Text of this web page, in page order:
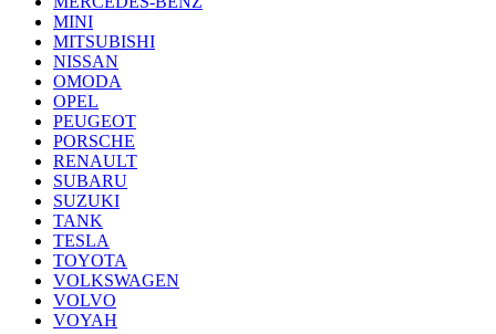
MINI
MITSUBISHI
NISSAN
OMODA
OPEL
PEUGEOT
PORSCHE
RENAULT
SUBARU
SUZUKI
TANK
TESLA
TOYOTA
VOLKSWAGEN
VOLVO
VOYAH